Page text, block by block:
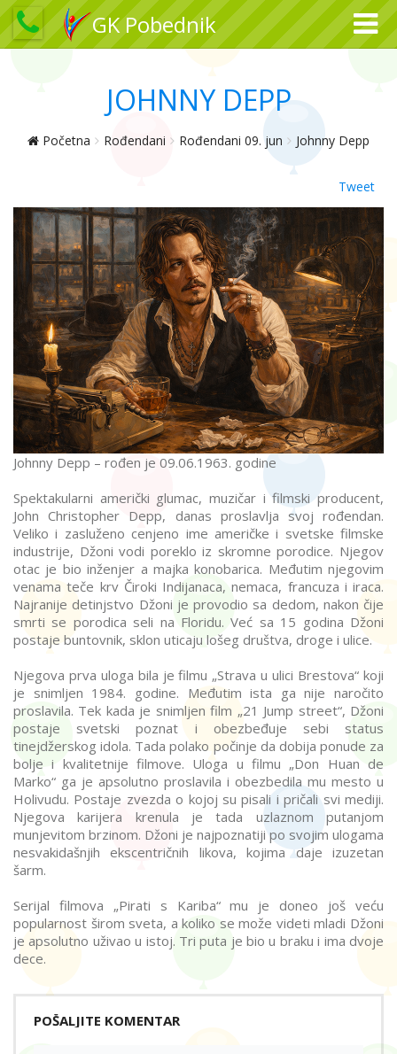
GK Pobednik
JOHNNY DEPP
Početna Rođendani Rođendani 09. jun Johnny Depp
Tweet
Johnny Depp – rođen je 09.06.1963. godine
Spektakularni američki glumac, muzičar i filmski producent,
John Christopher Depp, danas proslavlja svoj rođendan.
Veliko i zasluženo cenjeno ime američke i svetske filmske
industrije, Džoni vodi poreklo iz skromne porodice. Njegov
otac je bio inženjer a majka konobarica. Međutim njegovim
venama teče krv Čiroki Indijanaca, nemaca, francuza i iraca.
Najranije detinjstvo Džoni je provodio sa dedom, nakon čije
smrti se porodica seli na Floridu. Već sa 15 godina Džoni
postaje buntovnik, sklon uticaju lošeg društva, droge i ulice.
Njegova prva uloga bila je filmu „Strava u ulici Brestova“ koji
je snimljen 1984. godine. Međutim ista ga nije naročito
proslavila. Tek kada je snimljen film „21 Jump street“, Džoni
postaje svetski poznat i obezbeđuje sebi status
tinejdžerskog idola. Tada polako počinje da dobija ponude za
bolje i kvalitetnije filmove. Uloga u filmu „Don Huan de
Marko“ ga je apsolutno proslavila i obezbedila mu mesto u
Holivudu. Postaje zvezda o kojoj su pisali i pričali svi mediji.
Njegova karijera krenula je tada uzlaznom putanjom
munjevitom brzinom. Džoni je najpoznatiji po svojim ulogama
nesvakidašnjih ekscentričnih likova, kojima daje izuzetan
šarm.
Serijal filmova „Pirati s Kariba“ mu je doneo još veću
popularnost širom sveta, a koliko se može videti mladi Džoni
je apsolutno uživao u istoj. Tri puta je bio u braku i ima dvoje
dece.
POŠALJITE KOMENTAR